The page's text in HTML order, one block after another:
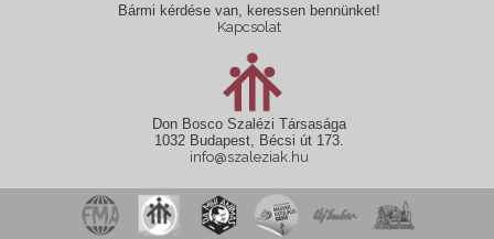
Bármi kérdése van, keressen bennünket!
Kapcsolat
Don Bosco Szalézi Társasága
1032 Budapest, Bécsi út 173.
info@szaleziak.hu